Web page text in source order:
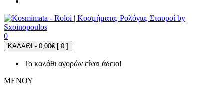
0
ΚΑΛΑΘΙ - 0,00€ [ 0 ]
Το καλάθι αγορών είναι άδειο!
ΜΕΝΟΥ